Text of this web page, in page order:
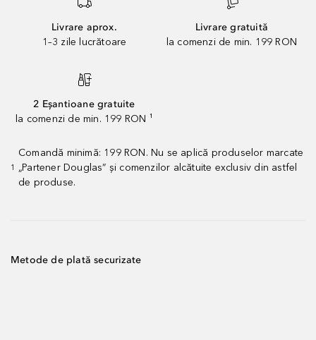
Livrare aprox.
1–3 zile lucrătoare
Livrare gratuită
la comenzi de min. 199 RON
2 Eșantioane gratuite
la comenzi de min. 199 RON ¹
1
Comandă minimă: 199 RON. Nu se aplică produselor marcate
„Partener Douglas” și comenzilor alcătuite exclusiv din astfel
de produse.
Metode de plată securizate